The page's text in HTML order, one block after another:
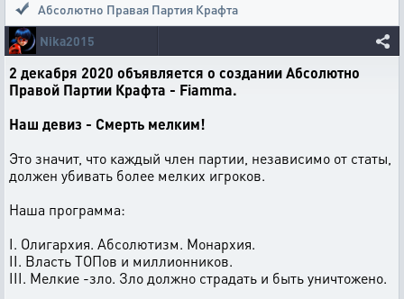
Абсолютно Правая Партия Крафта
Nika2015
2 декабря 2020 объявляется о создании Абсолютно
Правой Партии Крафта - Fiamma.
Наш девиз - Смерть мелким!
Это значит, что каждый член партии, независимо от статы,
должен убивать более мелких игроков.
Наша программа:
I. Олигархия. Абсолютизм. Монархия.
II. Власть ТОПов и миллионников.
III. Мелкие -зло. Зло должно страдать и быть уничтожено.